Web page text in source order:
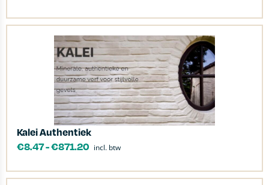
Kalei Authentiek
€8.47-€871.20 incl. btw